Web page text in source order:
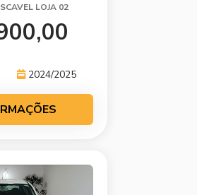
LOJA 02
2024/2025